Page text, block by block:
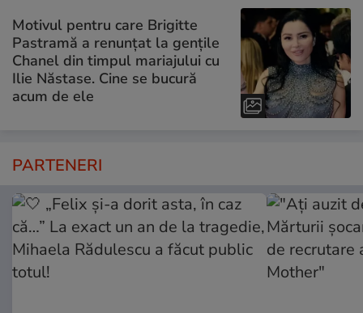
Motivul pentru care Brigitte
Pastramă a renunțat la gențile
Chanel din timpul mariajului cu
Ilie Năstase. Cine se bucură
acum de ele
PARTENERI